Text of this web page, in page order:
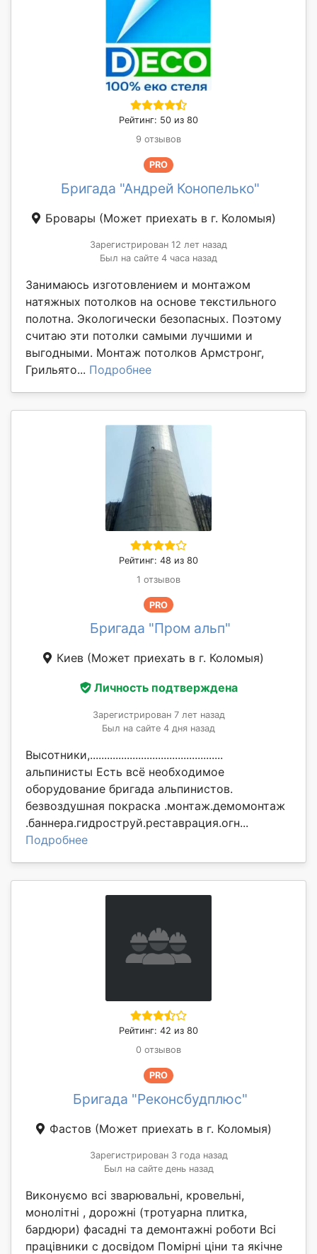
Рейтинг: 50 из 80
9 отзывов
PRO
Бригада "Андрей Конопелько"
Бровары (Может приехать в г. Коломыя)
Зарегистрирован 12 лет назад
Был на сайте 4 часа назад
Занимаюсь изготовлением и монтажом
натяжных потолков на основе текстильного
полотна. Экологически безопасных. Поэтому
считаю эти потолки самыми лучшими и
выгодными. Монтаж потолков Армстронг,
Грильято... Подробнее
Рейтинг: 48 из 80
1 отзывов
PRO
Бригада "Пром альп"
Киев (Может приехать в г. Коломыя)
Личность подтверждена
Зарегистрирован 7 лет назад
Был на сайте 4 дня назад
Высотники,...............................................
альпинисты Есть всё необходимое
оборудование бригада альпинистов.
безвоздушная покраска .монтаж.демомонтаж
.баннера.гидроструй.реставрация.огн...
Подробнее
Рейтинг: 42 из 80
0 отзывов
PRO
Бригада "Реконсбудплюс"
Фастов (Может приехать в г. Коломыя)
Зарегистрирован 3 года назад
Был на сайте день назад
Виконуємо всі зварювальні, кровельні,
монолітні , дорожні (тротуарна плитка,
бардюри) фасадні та демонтажні роботи Всі
працівники с досвідом Помірні ціни та якічне